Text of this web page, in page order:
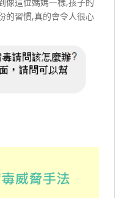
的習慣,真的會令人很心